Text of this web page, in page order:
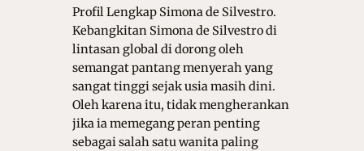
Profil Lengkap Simona de Silvestro.
Kebangkitan Simona de Silvestro di
lintasan global di dorong oleh
semangat pantang menyerah yang
sangat tinggi sejak usia masih dini.
Oleh karena itu, tidak mengherankan
jika ia memegang peran penting
sebagai salah satu wanita paling